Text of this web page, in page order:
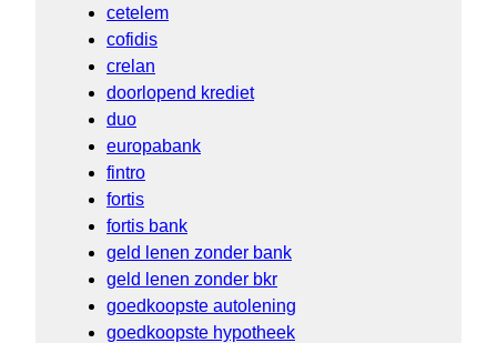
cetelem
cofidis
crelan
doorlopend krediet
duo
europabank
fintro
fortis
fortis bank
geld lenen zonder bank
geld lenen zonder bkr
goedkoopste autolening
goedkoopste hypotheek